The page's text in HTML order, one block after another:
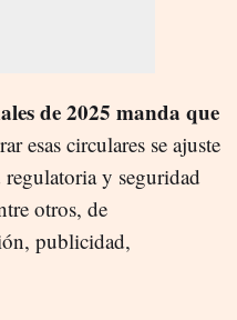
de 2025 manda que
esas circulares se ajuste
y seguridad
otros, de
publicidad,